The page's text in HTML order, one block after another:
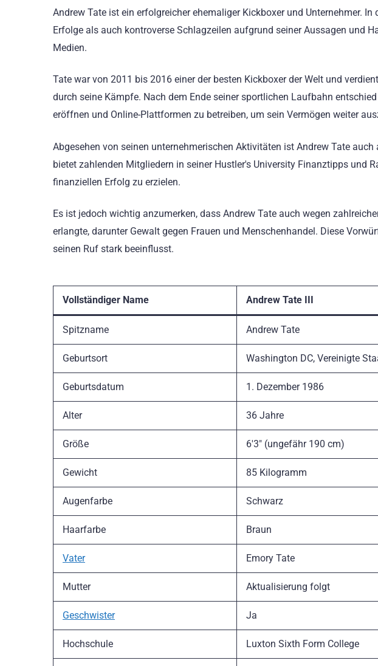
Andrew Tate ist ein erfolgreicher ehemaliger Kickboxer und Unternehmer.
Erfolge als auch kontroverse Schlagzeilen aufgrund seiner Aussagen und
Medien.
Tate war von 2011 bis 2016 einer der besten Kickboxer der Welt und
durch seine Kämpfe. Nach dem Ende seiner sportlichen Laufbahn
eröffnen und Online-Plattformen zu betreiben, um sein Vermögen weiter
Abgesehen von seinen unternehmerischen Aktivitäten ist Andrew Tate
bietet zahlenden Mitgliedern in seiner Hustler's University Finanztipps und
finanziellen Erfolg zu erzielen.
Es ist jedoch wichtig anzumerken, dass Andrew Tate auch wegen
erlangte, darunter Gewalt gegen Frauen und Menschenhandel. Diese
seinen Ruf stark beeinflusst.
Vollständiger Name Andrew Tate III
Spitzname Andrew Tate
Geburtsort Washington DC, Vereinigte
Geburtsdatum 1. Dezember 1986
Alter 36 Jahre
Größe 6'3″ (ungefähr 190 cm)
Gewicht 85 Kilogramm
Augenfarbe Schwarz
Haarfarbe Braun
Vater Emory Tate
Mutter Aktualisierung folgt
Geschwister Ja
Hochschule Luxton Sixth Form College